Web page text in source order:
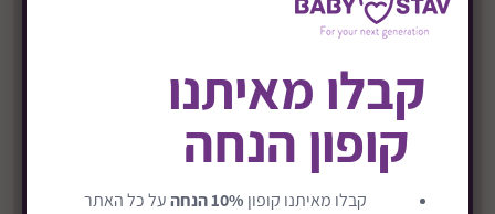
טיולון עד 22 ק"ג במהדורה חדשה דגם Clic2
קבלו מאיתנו
קופון הנחה
קבלו מאיתנו קופון 10% הנחה
על כל האתר